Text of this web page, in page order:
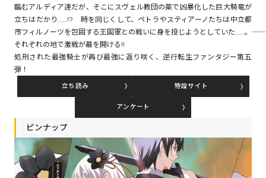
コミックパルフェ
コミックエッセイ
閉じる
臨むアルディア達だが、そこにスヴェル教団の薬で凶暴化した巨大騎竜が
立ちはだかり……!? 時を同じくして、ペトラやスティアーノたちは中立都
市フィルノーツを包囲する王国軍との戦いに身を投じようとしていた……。――
それぞれの地で激戦が幕を開ける!!
処刑された最強騎士が再び最強に返り咲く、逆行転生ファンタジー第五
弾！
立ち読み 特設サイト
アンケート
ピンナップ